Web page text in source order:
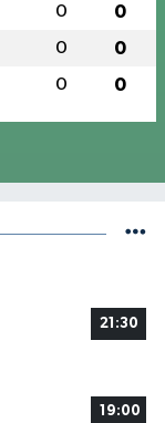
0 0
0 0
0 0
21:30
19:00